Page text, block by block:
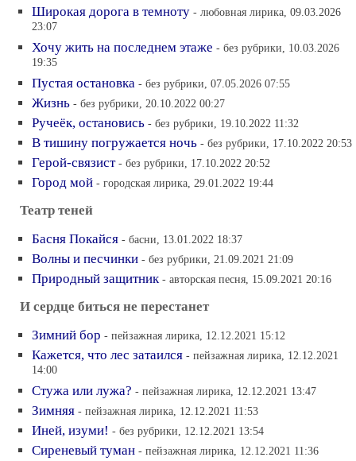
Широкая дорога в темноту - любовная лирика, 09.03.2026
23:07
Хочу жить на последнем этаже - без рубрики, 10.03.2026
19:35
Пустая остановка - без рубрики, 07.05.2026 07:55
Жизнь - без рубрики, 20.10.2022 00:27
Ручеёк, остановись - без рубрики, 19.10.2022 11:32
В тишину погружается ночь - без рубрики, 17.10.2022 20:53
Герой-связист - без рубрики, 17.10.2022 20:52
Город мой - городская лирика, 29.01.2022 19:44
Театр теней
Басня Покайся - басни, 13.01.2022 18:37
Волны и песчинки - без рубрики, 21.09.2021 21:09
Природный защитник - авторская песня, 15.09.2021 20:16
И сердце биться не перестанет
Зимний бор - пейзажная лирика, 12.12.2021 15:12
Кажется, что лес затаился - пейзажная лирика, 12.12.2021
14:00
Стужа или лужа? - пейзажная лирика, 12.12.2021 13:47
Зимняя - пейзажная лирика, 12.12.2021 11:53
Иней, изуми! - без рубрики, 12.12.2021 13:54
Сиреневый туман - пейзажная лирика, 12.12.2021 11:36